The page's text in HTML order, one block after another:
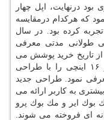
درنهایت، اپل چهار
كه هركدام درمقایسه
كرده بود. در سال
طولانی مدتی معرفی
از تاریخ خرید پوشش می
داد. درنهایت در سال ۲۰۱۹، اپل مك پرو ۱۶ اینچی را با طراحی
نمود. طراحی جدید
به كاربر ارائه می
مك بوك ایر و مك بوك پرو
ای فروخته می شوند.